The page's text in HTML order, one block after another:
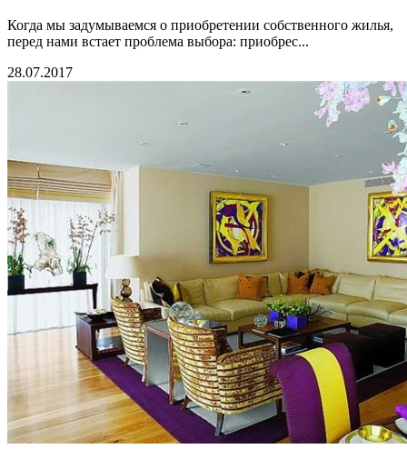
Когда мы задумываемся о приобретении собственного жилья,
перед нами встает проблема выбора: приобрес...
28.07.2017